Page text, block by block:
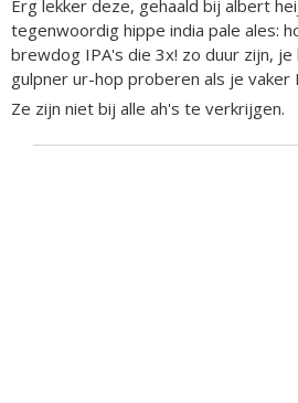
Erg lekker deze, gehaald bij albert
tegenwoordig hippe india pale ales:
brewdog IPA's die 3x! zo duur zijn,
gulpner ur-hop proberen als je vaker
Ze zijn niet bij alle ah's te verkrijgen.